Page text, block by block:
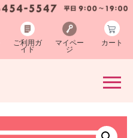
ご利用ガ
イド
マイペー
ジ
カート